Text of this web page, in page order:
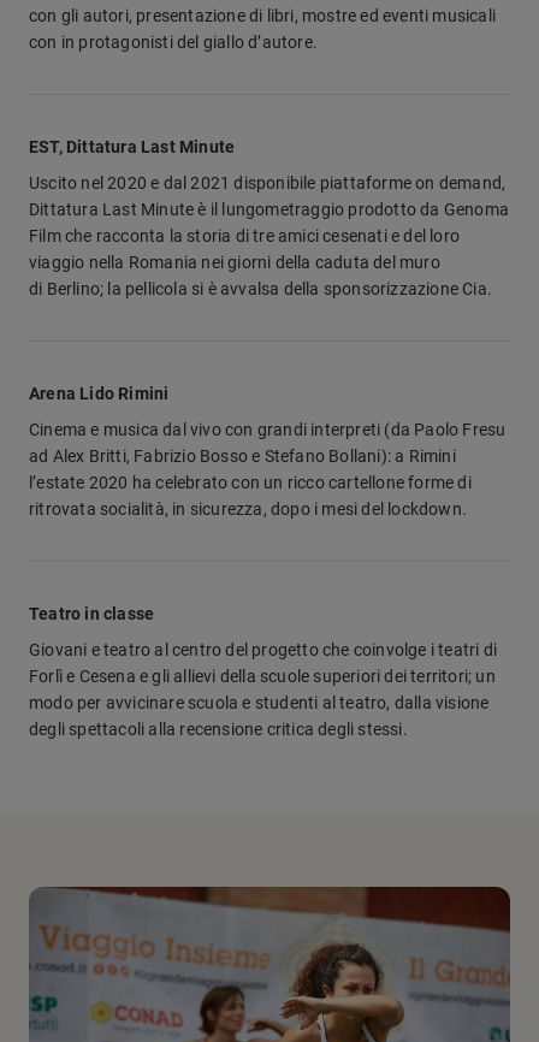
con gli autori, presentazione di libri, mostre ed eventi musicali
con in protagonisti del giallo d’autore.
EST, Dittatura Last Minute
Uscito nel 2020 e dal 2021 disponibile piattaforme on demand,
Dittatura Last Minute è il lungometraggio prodotto da Genoma
Film che racconta la storia di tre amici cesenati e del loro
viaggio nella Romania nei giorni della caduta del muro
di Berlino; la pellicola si è avvalsa della sponsorizzazione Cia.
Arena Lido Rimini
Cinema e musica dal vivo con grandi interpreti (da Paolo Fresu
ad Alex Britti, Fabrizio Bosso e Stefano Bollani): a Rimini
l’estate 2020 ha celebrato con un ricco cartellone forme di
ritrovata socialità, in sicurezza, dopo i mesi del lockdown.
Teatro in classe
Giovani e teatro al centro del progetto che coinvolge i teatri di
Forlì e Cesena e gli allievi della scuole superiori dei territori; un
modo per avvicinare scuola e studenti al teatro, dalla visione
degli spettacoli alla recensione critica degli stessi.